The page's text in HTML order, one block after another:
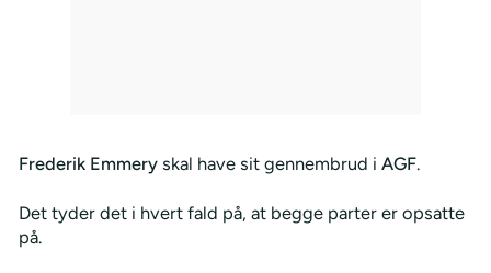
Frederik Emmeryskal have sit gennembrud i AGF.
Det tyder det i hvert fald på, at begge parter er opsatte
på.